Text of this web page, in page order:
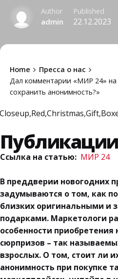
Author
admin
Published
22.12.2023
Home
Пресса о нас
Дал комментарии «МИР 24» на
сохранить анонимность?»
Ссылка на статью: МИР 24
В преддверии новогодних
задумываются о том, как
близких оригинальными и
подарками. Маркетологи
особенности
сюрпризов – так
взрослых. О том, стоит ли
анонимность при покупке